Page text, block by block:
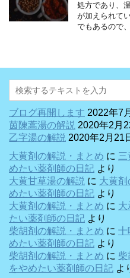
処方であり、
が加えられて
でもあるので
ブログ再開します 2022年7
茵陳蒿湯の解説 2020年2月
乙字湯の解説 2020年2月21
大黄剤の解説・まとめ に 三
めたい薬剤師の日記 より
大黄甘草湯の解説 に 大黄
めたい薬剤師の日記 より
大黄剤の解説・まとめ に 大
たい薬剤師の日記 より
柴胡剤の解説・まとめ に 十
めたい薬剤師の日記 より
柴胡剤の解説・まとめ に 柴
をやめたい薬剤師の日記 よ